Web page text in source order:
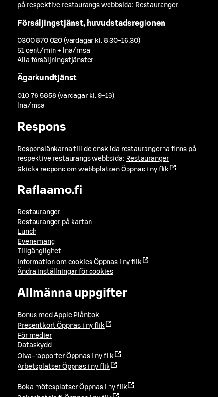
på respektive restaurangs webbsida: Restauranger
Försäljingstjänst, huvudstadsregionen
0300 870 020 (vardagar kl. 8.30-16.30)
51 cent/min + lna/msa
Alla försäljningstjänster
Ägarkundtjänst
010 76 5858 (vardagar kl. 9-16)
lna/msa
Respons
Responslänkarna till de enskilda restaurangerna finns på
respektive restaurangs webbsida: Restauranger
Skicka respons om webbplatsen Öppnas i ny flik
Raflaamo.fi
Restauranger
Restauranger på kartan
Lunch
Evenemang
Tillgänglighet
Information om cookies Öppnas i ny flik
Ändra inställningar för cookies
Allmänna uppgifter
Bonus med Apple Plånbok
Presentkort Öppnas i ny flik
För medier
Dataskydd
Oiva-rapporter Öppnas i ny flik
Arbetsplatser Öppnas i ny flik
Boka mötesplatser Öppnas i ny flik